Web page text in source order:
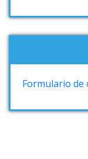
Formulario de